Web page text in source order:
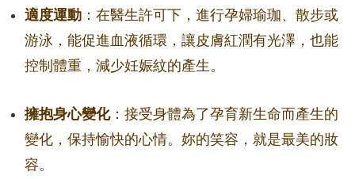
適度運動 ：在醫生許可下，進行孕婦瑜珈、散步或
游泳，能促進血液循環，讓皮膚紅潤有光澤，也能
控制體重，減少妊娠紋的產生。
擁抱身心變化：接受身體為了孕育新生命而產生的
變化，保持愉快的心情。妳的笑容，就是最美的妝
容。